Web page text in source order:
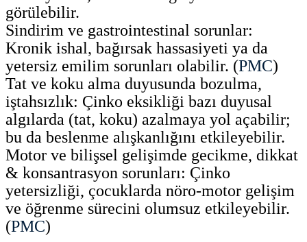
görülebilir.
Sindirim ve gastrointestinal sorunlar:
Kronik ishal, bağırsak hassasiyeti ya da
yetersiz emilim sorunları olabilir. (PMC)
Tat ve koku alma duyusunda bozulma,
iştahsızlık: Çinko eksikliği bazı duyusal
algılarda (tat, koku) azalmaya yol açabilir;
bu da beslenme alışkanlığını etkileyebilir.
Motor ve bilişsel gelişimde gecikme, dikkat
& konsantrasyon sorunları: Çinko
yetersizliği, çocuklarda nöro-motor gelişim
ve öğrenme sürecini olumsuz etkileyebilir.
(PMC)